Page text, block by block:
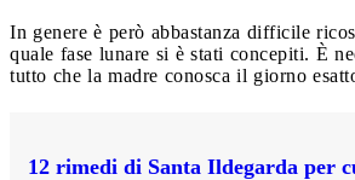
In genere è però abbastanza difficile
quale fase lunare si è stati concepiti. È
tutto che la madre conosca il giorno
12 rimedi di Santa Ildegarda per